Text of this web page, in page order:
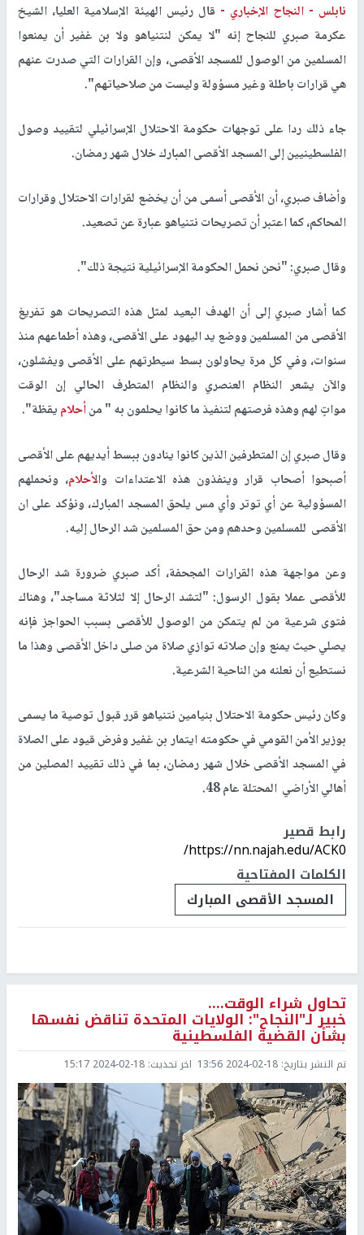
نابلس -النجاح الإخباري - قال رئيس الهيئة الإسلامية العليا، الشيخ
عكرمة صبري للنجاح إنه "لا يمكن لنتنياهو ولا بن غفير أن يمنعوا
المسلمين من الوصول للمسجد الأقصى، وإن القرارات التي صدرت عنهم
هي قرارات باطلة وغير مسؤولة وليست من صلاحياتهم".
جاء ذلك ردا على توجهات حكومة الاحتلال الإسرائيلي لتقييد وصول
الفلسطينيين إلى المسجد الأقصى المبارك خلال شهر رمضان.
وأضاف صبري، أن الأقصى أسمى من أن يخضع لقرارات الاحتلال وقرارات
المحاكم، كما اعتبر أن تصريحات نتنياهو عبارة عن تصعيد.
وقال صبري: "نحن نحمل الحكومة الإسرائيلية نتيجة ذلك".
كما أشار صبري إلى أن الهدف البعيد لمثل هذه التصريحات هو تفريغ
الأقصى من المسلمين ووضع يد اليهود على الأقصى، وهذه أطماعهم منذ
سنوات، وفي كل مرة يحاولون بسط سيطرتهم على الأقصى ويفشلون،
والآن يشعر النظام العنصري والنظام المتطرف الحالي إن الوقت
مواتٍ لهم وهذه فرصتهم لتنفيذ ما كانوا يحلمون به " منأحلاميقظة".
وقال صبري إن المتطرفين الذين كانوا ينادون ببسط أيديهم على الأقصى
أصبحوا أصحاب قرار وينفذون هذه الاعتداءات والأحلام، ونحملهم
المسؤولية عن أي توتر وأي مس يلحق المسجد المبارك، ونؤكد على ان
الأقصى للمسلمين وحدهم ومن حق المسلمين شد الرحال إليه.
وعن مواجهة هذه القرارات المجحفة، أكد صبري ضرورة شد الرحال
للأقصى عملا بقول الرسول: "لتشد الرحال إلا لثلاثة مساجد"، وهناك
فتوى شرعية من لم يتمكن من الوصول للأقصى بسبب الحواجز فإنه
يصلي حيث يمنع وإن صلاته توازي صلاة من صلى داخل الأقصى وهذا ما
نستطيع أن نعلنه من الناحية الشرعية.
وكان رئيس حكومة الاحتلال بنيامين نتنياهو قرر قبول توصية ما يسمى
بوزير الأمن القومي في حكومته ايتمار بن غفير وفرض قيود على الصلاة
في المسجد الأقصى خلال شهر رمضان، بما في ذلك تقييد المصلين من
أهالي الأراضي المحتلة عام 48.
رابط قصير
https://nn.najah.edu/ACK0/
الكلمات المفتاحية
المسجد الأقصى المبارك
تحاول شراء الوقت....
خبير لـ"النجاح": الولايات المتحدة تناقض نفسها
بشأن القضية الفلسطينية
تم النشر بتاريخ: 2024-02-18 13:56 اخر تحديث: 2024-02-18 15:17